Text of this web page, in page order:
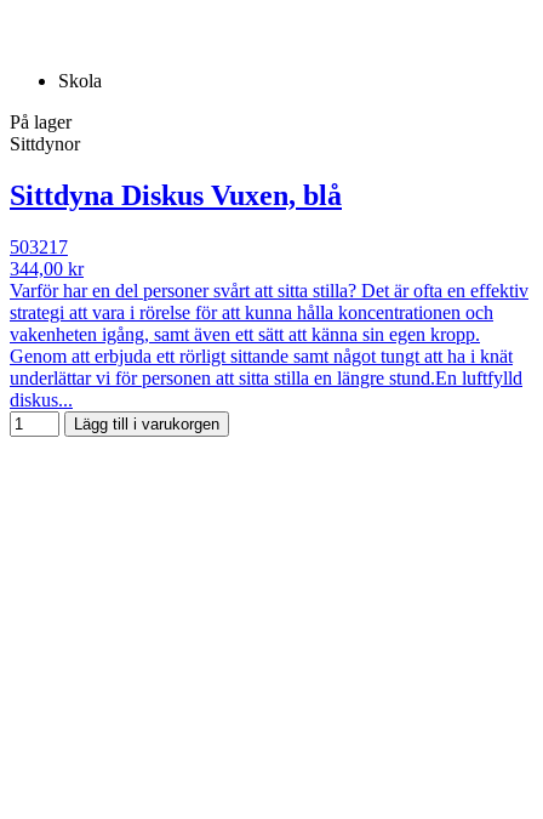
Skola
På lager
Sittdynor
Sittdyna Diskus Vuxen, blå
503217
344,00 kr
Varför har en del personer svårt att sitta stilla? Det är ofta en effektiv
strategi att vara i rörelse för att kunna hålla koncentrationen och
vakenheten igång, samt även ett sätt att känna sin egen kropp.
Genom att erbjuda ett rörligt sittande samt något tungt att ha i knät
underlättar vi för personen att sitta stilla en längre stund.En luftfylld
diskus...
Lägg till i varukorgen